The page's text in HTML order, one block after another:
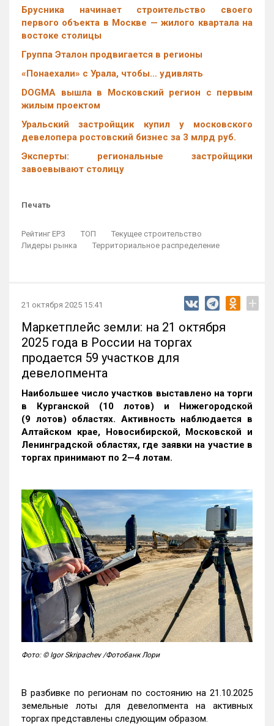
Брусника начинает строительство своего
первого объекта в Москве — жилого квартала на
востоке столицы
Группа Эталон продвигается в регионы
«Понаехали» с Урала, чтобы… удивлять
DOGMA вышла в Московский регион с первым
жилым проектом
Уральский застройщик купил у московского
девелопера ростовский бизнес за 3 млрд руб.
Эксперты: региональные застройщики
завоевывают столицу
Печать
Рейтинг ЕРЗ ТОП
Текущее строительство
Лидеры рынка
Территориальное распределение
21 октября 2025 15:41 +
Маркетплейс земли: на 21 октября
2025 года в России на торгах
продается 59 участков для
девелопмента
Наибольшее число участков выставлено на торги
в Курганской (10 лотов) и Нижегородской
(9 лотов) областях. Активность наблюдается в
Алтайском крае, Новосибирской, Московской и
Ленинградской областях, где заявки на участие в
торгах принимают по 2—4 лотам.
Фото: © Igor Skripachev /Фотобанк Лори
В разбивке по регионам по состоянию на 21.10.2025
земельные лоты для девелопмента на активных
торгах представлены следующим образом.